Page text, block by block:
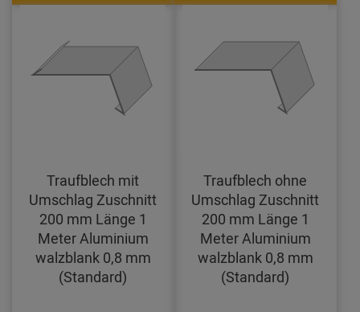
Traufblech mit
Umschlag Zuschnitt
200 mm Länge 1
Meter Aluminium
walzblank 0,8 mm
(Standard)
Traufblech ohne
Umschlag Zuschnitt
200 mm Länge 1
Meter Aluminium
walzblank 0,8 mm
(Standard)